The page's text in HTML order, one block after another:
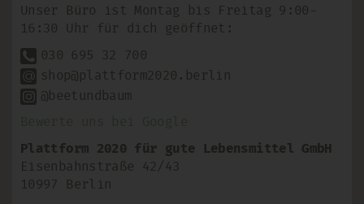
Unser Büro ist Montag bis Freitag 9:00-
16:30 Uhr für dich geöffnet:
030 695 32 700
shop@plattform2020.berlin
@beetundbaum
Plattform 2020 für gute Lebensmittel GmbH
Eisenbahnstraße 42/43
10997 Berlin